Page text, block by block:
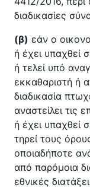
διαδικασίες
(β) εάν ο
ή έχει υπαχθεί
ή τελεί υπό
εκκαθαριστή ή
διαδικασία
αναστείλει τις
ή έχει υπαχθεί
τηρεί τους
οποιαδήποτε
από παρόμοια
εθνικές